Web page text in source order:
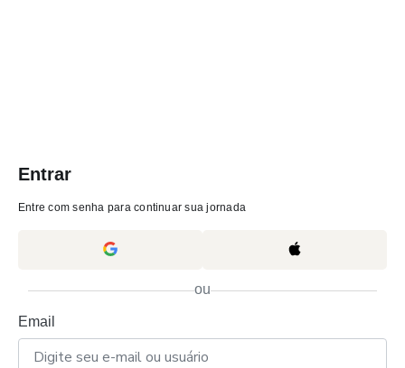
Entrar
Entre com senha para continuar sua jornada
ou
Email